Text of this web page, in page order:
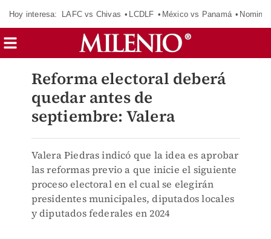
Hoy interesa: LAFC vs Chivas LCDLF México vs Panamá
Reforma electoral deberá
quedar antes de
septiembre: Valera
Valera Piedras indicó que la idea es aprobar
las reformas previo a que inicie el siguiente
proceso electoral en el cual se elegirán
presidentes municipales, diputados locales
y diputados federales en 2024